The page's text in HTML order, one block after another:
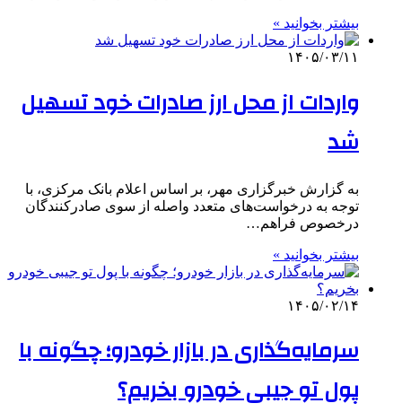
بیشتر بخوانید »
۱۴۰۵/۰۳/۱۱
واردات از محل ارز صادرات خود تسهیل
شد
به گزارش خبرگزاری مهر، بر اساس اعلام بانک مرکزی، با
توجه به درخواست‌های متعدد واصله از سوی صادرکنندگان
درخصوص فراهم…
بیشتر بخوانید »
۱۴۰۵/۰۲/۱۴
سرمایه‌گذاری در بازار خودرو؛ چگونه با
پول تو جیبی خودرو بخریم؟